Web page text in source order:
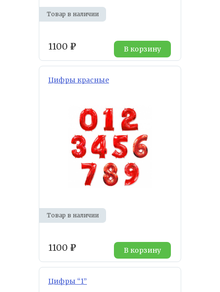
Товар в наличии
1100 ₽ В корзину
Цифры красные
Товар в наличии
1100 ₽ В корзину
Цифры “1”